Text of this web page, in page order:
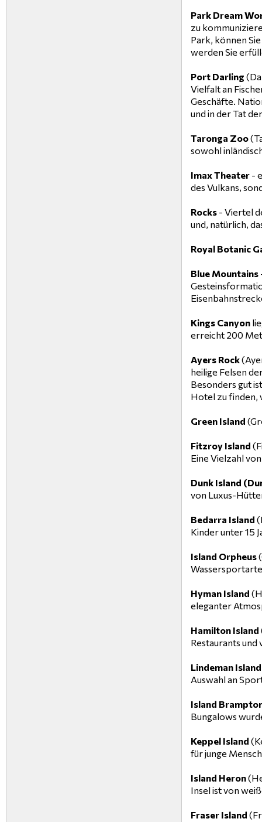
Park Dream
zu
Park, können
werden Sie
Port Darling
Vielfalt an
Geschäfte.
und in der Tat
Taronga Zoo
sowohl
Imax Theater -
des Vulkans,
Rocks - Viertel
und, natürlich,
Royal Botanic
Blue Mountains
Kings Canyon
erreicht 200
Ayers Rock
heilige Felsen
Besonders gut
Hotel zu finden,
Green Island
Fitzroy Island
Eine Vielzahl
Dunk Island
von Luxus-
Bedarra Island
Kinder unter 15
Island Orpheus
Hyman Island
eleganter
Hamilton Island
Restaurants und
Lindeman
Auswahl an
Island
Bungalows
Keppel Island
für junge
Island Heron
Insel ist von
Fraser Island